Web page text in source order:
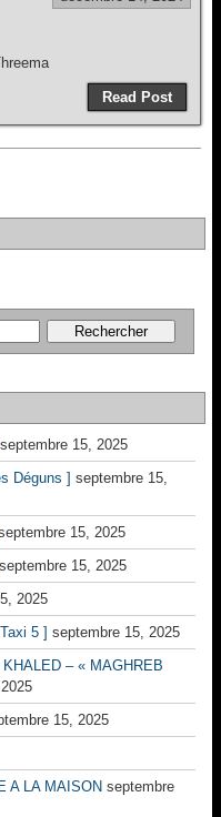
Read Post
septembre 15, 2025
Déguns ] septembre 15,
15, 2025
septembre 15, 2025
2025
5 ] septembre 15, 2025
– « MAGHREB
15, 2025
A LA MAISON septembre